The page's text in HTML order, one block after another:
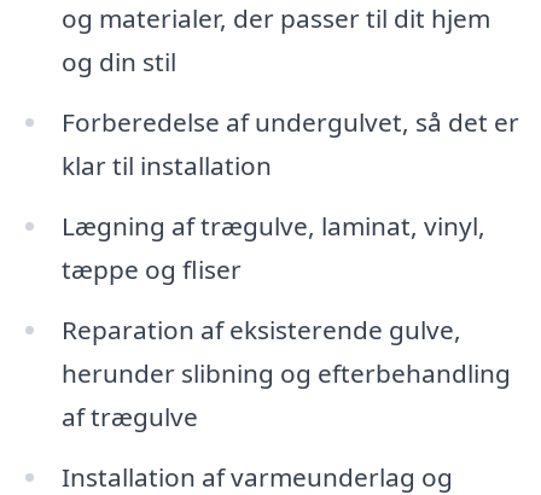
og materialer, der passer til dit hjem
og din stil
Forberedelse af undergulvet, så det er
klar til installation
Lægning af trægulve, laminat, vinyl,
tæppe og fliser
Reparation af eksisterende gulve,
herunder slibning og efterbehandling
af trægulve
Installation af varmeunderlag og